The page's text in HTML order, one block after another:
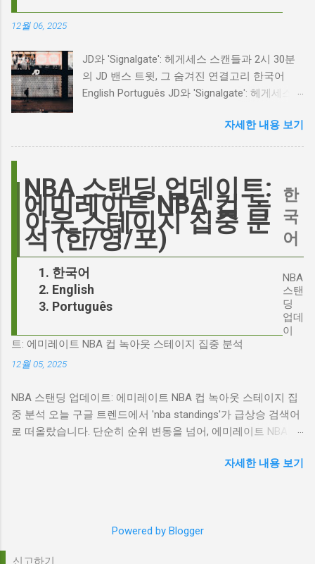
하는 동시에 우려를 표했습니다. 일부에서는 엘
로디의 이미지가 원작 속 히스클리프와는 다소
거리가 있다는 의견을 제시하며 캐스팅에 대한
한 비판에 대해 "기다려 보세요. 믿으세요. 분명
의 이미지가 원작과 부합하는지 여부를 넘어, 우
리가 '히스클리프'라는 인물에게 기대하는 바가
무엇인지, 그리고 배우가 그 기대를 어떻게 충족
시킬 수 있는지에 대한 근본적인 질문을 던집니
다. 다니엘 데이 루이스, '진정성'의 대명사 이 지
점에서 다니엘 데이 루이스의 이름이 등장하는
것은 결코 우연이 아닙니다. 그는 '메소드 연
기'의 극한을 보여주는 배우로서, 맡는 역할마다
완벽하게 몰입하여 실제 인물과 구분이 어려울
정도의 연기를 선보였습니다. <나의 왼발>에서
12월 06, 2025
JD와 'Signalgate': 헤게세스 스캔들과 2시 30분
의 JD 밴스 트윗, 그 숨겨진 연결고리 한국어
English Português JD와 'Signalgate': 헤게세스
연결고리 오늘의 구글 트렌드 인기 검색어 'jd'는
단순히 두 글자의 약자가 아닙니다. 최근 미국
'Signalgate' 스캔들과 깊숙이 연결되어 있습니
다. 폭스뉴스 진행자 피트 헤게세스(Pete
Hegseth)를 중심으로 벌어진 이 스캔들은 예상
치 못한 인물, JD 밴스(JD Vance)의 이름까지 소
환하며 파장을 일으키고 있습니다. 왜 'jd'가 갑자
들이 어떻게 얽혀있는 것일까요? 최대100%세일
오늘의 특가 'Signalgate' 스캔들: 피트 헤게세스
의 그림자 먼저 'Signalgate' 스캔들의 핵심 인물
인 피트 헤게세스부터 살펴봐야 합니다. 최근 공
개된 국방부 감사 보고서에 따르면, 헤게세스는
스의 행위가 윤리적으로 심각한 문제를 야기하
며, 군의 명예를 훼손할 수 있다고 지적합니다.
Photo by Samuel Regan-Asante on Unsplash
제는 여기서 끝나지 않았습니다. 스캔들이 터진
지 내용은 정확히 알려지지 않았지만, 그의 ...
자세한 내용 보기
NBA 스탠딩 업데이트:
에미레이트 NBA 컵 녹
아웃 스테이지 집중 분
석 (한/영/포)
한국어
English
Português
한
국
어
NBA
스탠
딩
업데
이
트: 에미레이트 NBA 컵 녹아웃 스테이지 집중 분석
12월 05, 2025
NBA 스탠딩 업데이트: 에미레이트 NBA 컵 녹아웃 스테이지 집
중 분석 오늘 구글 트렌드에서 'nba standings'가 급상승 검색어
로 떠올랐습니다. 단순히 순위 변동을 넘어, 에미레이트 NBA 컵
받고 있습니다. 이번 포스팅에서는 NBA 컵 녹아웃 스테이지 관
들의 기대감을 고조시키고 있습니다. "Emirates NBA Cup
자세한 내용 보기
Powered by Blogger
신고하기